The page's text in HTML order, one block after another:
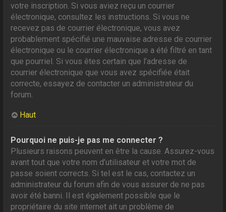
votre inscription. Si vous aviez reçu un courrier
électronique, consultez les instructions. Si vous ne
recevez pas de courrier électronique, vous avez
probablement spécifié une mauvaise adresse de courrier
électronique ou le courrier électronique a été filtré en tant
que pourriel. Si vous êtes certain que l’adresse de
courrier électronique que vous avez spécifiée était
correcte, essayez de contacter un administrateur du
forum.
Haut
Pourquoi ne puis-je pas me connecter ?
Plusieurs raisons peuvent en être la cause. Assurez-vous
avant tout que votre nom d’utilisateur et votre mot de
passe soient corrects. Si tel est le cas, contactez un
administrateur du forum afin de vous assurer de ne pas
avoir été banni. Il est également possible que le
propriétaire du site internet ait un problème de